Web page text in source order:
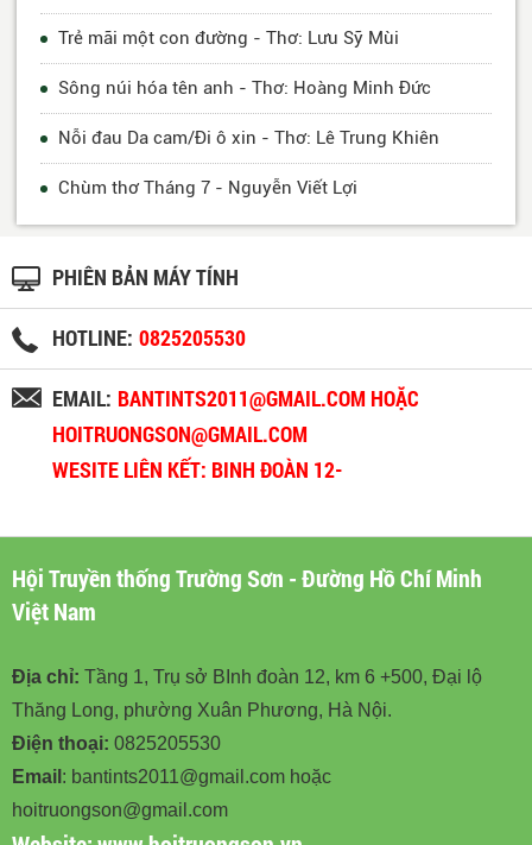
Trẻ mãi một con đường - Thơ: Lưu Sỹ Mùi
Sông núi hóa tên anh - Thơ: Hoàng Minh Đức
Nỗi đau Da cam/Đi ô xin - Thơ: Lê Trung Khiên
Chùm thơ Tháng 7 - Nguyễn Viết Lợi
PHIÊN BẢN MÁY TÍNH
HOTLINE: 0825205530
EMAIL: BANTINTS2011@GMAIL.COM HOẶC
HOITRUONGSON@GMAIL.COM
WESITE LIÊN KẾT: BINH ĐOÀN 12-
Hội Truyền thống Trường Sơn - Đường Hồ Chí Minh
Việt Nam
Địa chỉ: Tầng 1, Trụ sở BInh đoàn 12, km 6 +500, Đại lộ
Thăng Long, phường Xuân Phương, Hà Nội.
Điện thoại: 0825205530
Email : bantints2011@gmail.com hoặc
hoitruongson@gmail.com